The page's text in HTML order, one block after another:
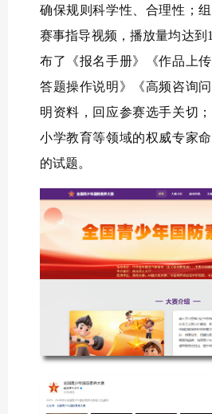
确保规则科学性、合理性；
赛事指导视频，播放量均达到
布了《报名手册》《作品上
答题操作说明》《高频咨询
明资料，回应参赛选手关切
小学教育等领域的权威专家
的试题。